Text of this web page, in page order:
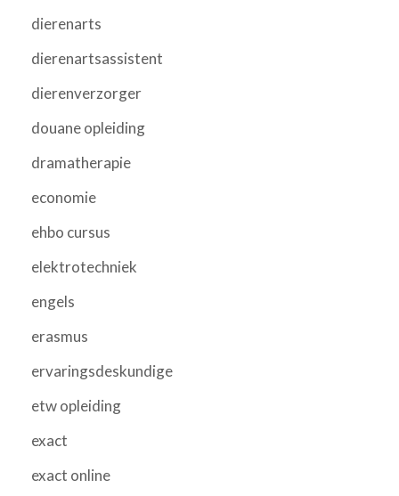
dierenarts
dierenartsassistent
dierenverzorger
douane opleiding
dramatherapie
economie
ehbo cursus
elektrotechniek
engels
erasmus
ervaringsdeskundige
etw opleiding
exact
exact online